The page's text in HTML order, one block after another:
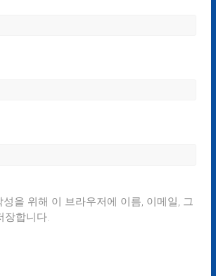
을 위해 이 브라우저에 이름, 이메일, 그
장합니다.